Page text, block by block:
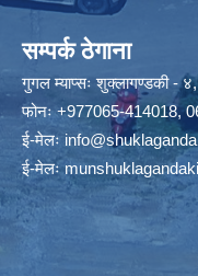
सम्पर्क ठेगाना
गुगल म्याप्सःशुक्लागण्डकी -
फोनः+977065-414018,
ई-मेलः
ई-मेलः